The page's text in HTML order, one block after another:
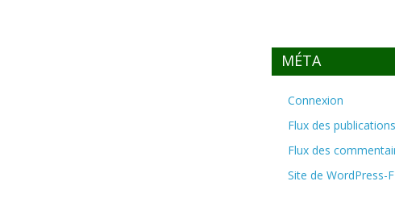
MÉTA
Connexion
Flux des publications
Flux des
Site de WordPress-